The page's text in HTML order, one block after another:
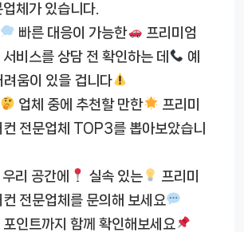
체가 있습니다.
빠른 대응이 가능한
프리미엄
비스를 상담 전 확인하는 데
예
려움이 있을 겁니다
업체 중에 추천할 만한
프리미
컨 전문업체 TOP3를 뽑아보았습니
우리 공간에 실속 있는
프리미
전문업체를 문의해 보세요
인트까지 함께 확인해보세요